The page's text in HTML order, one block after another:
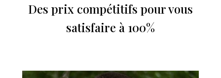
Des prix compétitifs pour vous
satisfaire à 100%